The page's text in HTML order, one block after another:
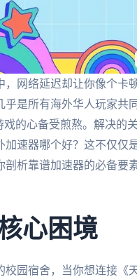
网络延迟却让你像个卡
是所有海外华人玩家共
的心备受煎熬。解决的
速器哪个好？这不仅仅
析靠谱加速器的必备要
心困境
园宿舍，当你想连接《